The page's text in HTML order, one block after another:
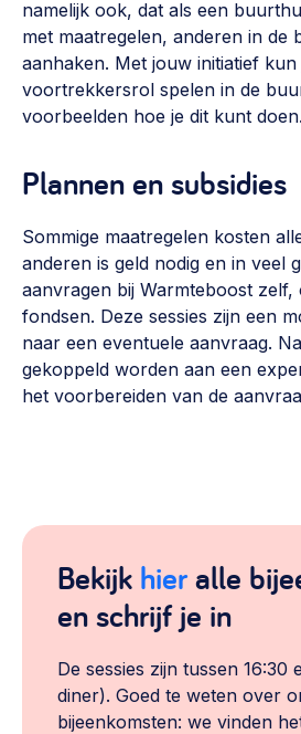
namelijk ook, dat als een
met maatregelen, anderen in de
aanhaken. Met jouw initiatief kun
voortrekkersrol spelen in de
voorbeelden hoe je dit kunt doen.
Plannen en subsidies
Sommige maatregelen kosten
anderen is geld nodig en in veel
aanvragen bij Warmteboost zelf,
fondsen. Deze sessies zijn een
naar een eventuele aanvraag.
gekoppeld worden aan een
het voorbereiden van de
Bekijk hieralle
en schrijf je in
De sessies zijn tussen 16:30
diner). Goed te weten over
bijeenkomsten: we vinden